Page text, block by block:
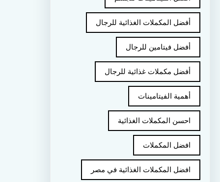
أفضل المكملات الغذائية للرجال
أفضل فيتامين للرجال
أفضل مكملات غذائية للرجال
أهمية الفيتامينات
احسن المكملات الغذائية
افضل المكملات
افضل المكملات الغذائية في مصر